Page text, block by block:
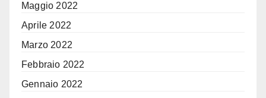
Maggio 2022
Aprile 2022
Marzo 2022
Febbraio 2022
Gennaio 2022